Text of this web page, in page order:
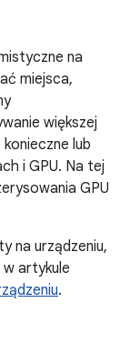
na
miejsca,
większej
lub
i GPU. Na tej
GPU
na urządzeniu,
artykule
.